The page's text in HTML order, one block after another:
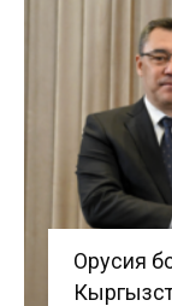
Орусия